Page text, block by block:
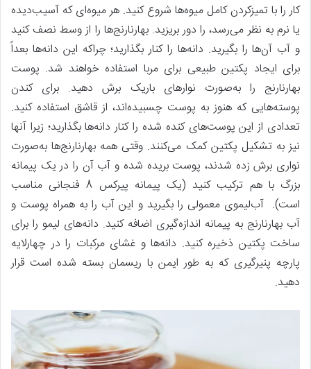
کار را با تمیزکردن کامل میوه‌ها شروع کنید. هر میوه‌ای که آسیب‌دیده
یا نرم به نظر می‌رسد، را دور بریزید. بهارنارنج‌ها را از وسط نصف کنید
و آب آن‌ها را بگیرید. دانه‌ها را کنار بگذارید؛ چراکه این دانه‌ها بعداً
برای ایجاد پکتین طبیعی برای مربا استفاده خواهند شد. پوست
بهارنارنج را به‌صورت نوارهای باریک برش دهید. برای کندن
پوسته‌هایی که هنوز به پوست چسبیده‌اند، از قاشق استفاده کنید.
تعدادی از این پوست‌های کنده شده را کنار دانه‌ها بگذارید؛ زیرا آنها
نیز به تشکیل پکتین کمک می‌کنند. وقتی همه بهارنارنج‌ها به‌صورت
نواری برش زده شدند، پوست بریده شده و آب آن را در یک پیمانه
بزرگ با هم ترکیب کنید (یک پیمانه پیرکس 8 فنجانی مناسب
است). آب‌لیموی معمولی را بگیرید و این آب را به همراه پوست و
آب بهارنارنج به پیمانه اندازه‌گیری اضافه کنید. دانه‌های لیمو را برای
ساخت پکتین ذخیره کنید. دانه‌ها و غشای مرکبات را در چهارلایه
پارچه پنیرگیری که به طور ایمن با ریسمان بسته شده است قرار
دهید.